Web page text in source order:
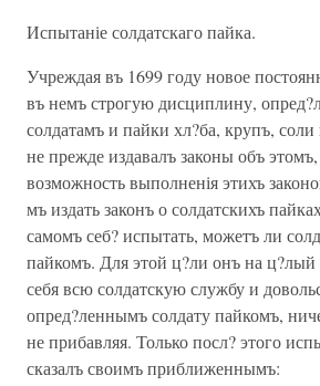
Испытаніе солдатскаго пайка.
Учреждая въ 1699 году новое
въ немъ строгую дисциплину,
солдатамъ и пайки хл?ба, крупъ,
не прежде издавалъ законы объ
возможность выполненія этихъ
мъ издать законъ о солдатскихъ
самомъ себ? испытать, можетъ ли
пайкомъ. Для этой ц?ли онъ на
себя всю солдатскую службу и
опред?леннымъ солдату пайкомъ,
не прибавляя. Только посл? этого
сказалъ своимъ приближеннымъ: